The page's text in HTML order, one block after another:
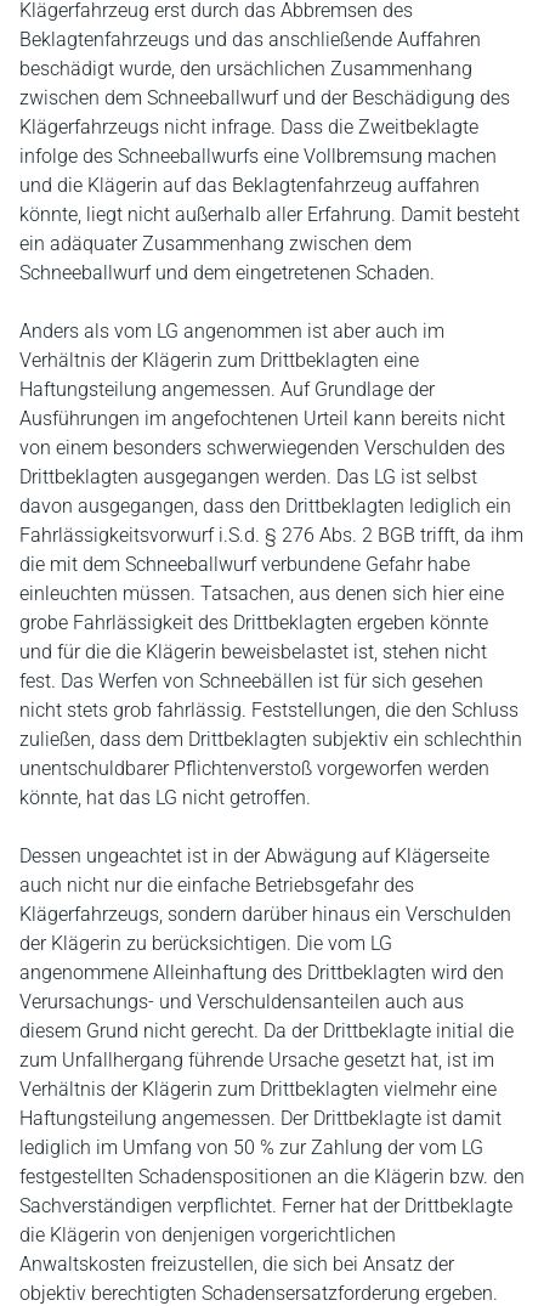
Klägerfahrzeug erst durch das Abbremsen des
Beklagtenfahrzeugs und das anschließende Auffahren
beschädigt wurde, den ursächlichen Zusammenhang
zwischen dem Schneeballwurf und der Beschädigung des
Klägerfahrzeugs nicht infrage. Dass die Zweitbeklagte
infolge des Schneeballwurfs eine Vollbremsung machen
und die Klägerin auf das Beklagtenfahrzeug auffahren
könnte, liegt nicht außerhalb aller Erfahrung. Damit besteht
ein adäquater Zusammenhang zwischen dem
Schneeballwurf und dem eingetretenen Schaden.
Anders als vom LG angenommen ist aber auch im
Verhältnis der Klägerin zum Drittbeklagten eine
Haftungsteilung angemessen. Auf Grundlage der
Ausführungen im angefochtenen Urteil kann bereits nicht
von einem besonders schwerwiegenden Verschulden des
Drittbeklagten ausgegangen werden. Das LG ist selbst
davon ausgegangen, dass den Drittbeklagten lediglich ein
Fahrlässigkeitsvorwurf i.S.d. § 276 Abs. 2 BGB trifft, da ihm
die mit dem Schneeballwurf verbundene Gefahr habe
einleuchten müssen. Tatsachen, aus denen sich hier eine
grobe Fahrlässigkeit des Drittbeklagten ergeben könnte
und für die die Klägerin beweisbelastet ist, stehen nicht
fest. Das Werfen von Schneebällen ist für sich gesehen
nicht stets grob fahrlässig. Feststellungen, die den Schluss
zuließen, dass dem Drittbeklagten subjektiv ein schlechthin
unentschuldbarer Pflichtenverstoß vorgeworfen werden
könnte, hat das LG nicht getroffen.
Dessen ungeachtet ist in der Abwägung auf Klägerseite
auch nicht nur die einfache Betriebsgefahr des
Klägerfahrzeugs, sondern darüber hinaus ein Verschulden
der Klägerin zu berücksichtigen. Die vom LG
angenommene Alleinhaftung des Drittbeklagten wird den
Verursachungs- und Verschuldensanteilen auch aus
diesem Grund nicht gerecht. Da der Drittbeklagte initial die
zum Unfallhergang führende Ursache gesetzt hat, ist im
Verhältnis der Klägerin zum Drittbeklagten vielmehr eine
Haftungsteilung angemessen. Der Drittbeklagte ist damit
lediglich im Umfang von 50 % zur Zahlung der vom LG
festgestellten Schadenspositionen an die Klägerin bzw. den
Sachverständigen verpflichtet. Ferner hat der Drittbeklagte
die Klägerin von denjenigen vorgerichtlichen
Anwaltskosten freizustellen, die sich bei Ansatz der
objektiv berechtigten Schadensersatzforderung ergeben.